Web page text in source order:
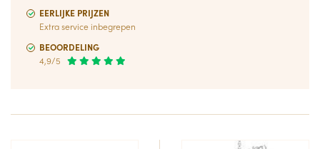
EERLIJKE PRIJZEN
Extra service inbegrepen
BEOORDELING
4,9/5